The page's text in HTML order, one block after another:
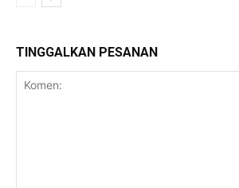
TINGGALKAN PESANAN